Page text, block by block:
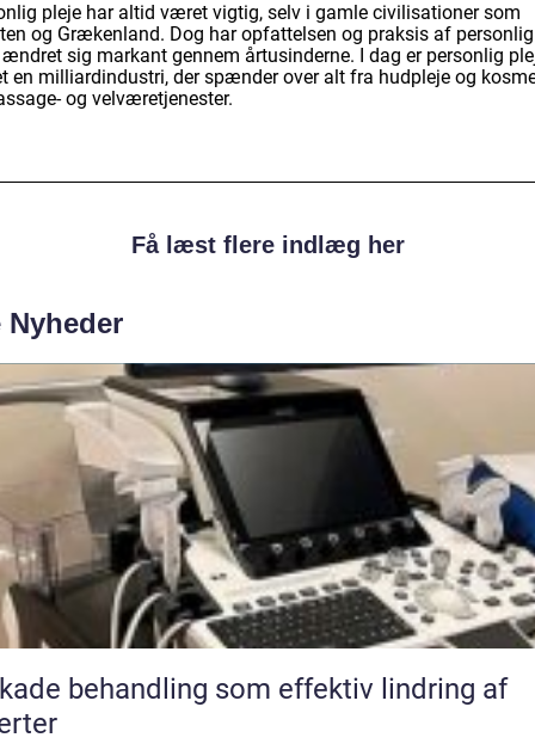
pleje har altid været vigtig, selv i gamle civilisationer som
og Grækenland. Dog har opfattelsen og praksis af personlig
sig markant gennem årtusinderne. I dag er personlig
en milliardindustri, der spænder over alt fra hudpleje og
og velværetjenester.
Få læst flere indlæg her
Nyheder
behandling som effektiv lindring af